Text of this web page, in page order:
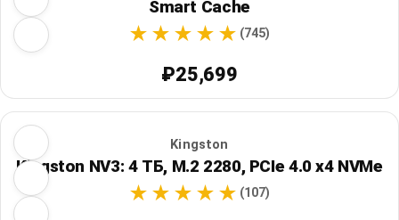
Smart Cache
(745)
₽25,699
Kingston
Kingston NV3: 4 ТБ, M.2 2280, PCIe 4.0 x4 NVMe
(107)